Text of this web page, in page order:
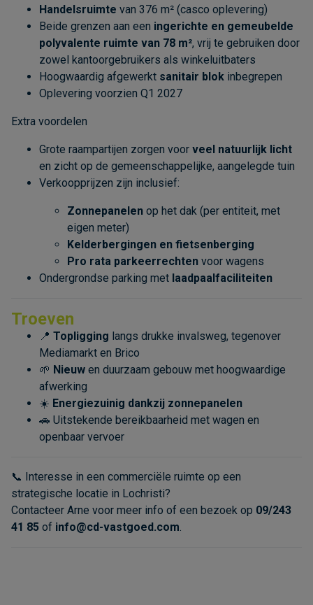
Handelsruimte van 376 m² (casco oplevering)
Beide grenzen aan een ingerichte en gemeubelde
polyvalente ruimte van 78 m², vrij te gebruiken door
zowel kantoorgebruikers als winkeluitbaters
Hoogwaardig afgewerkt sanitair blok inbegrepen
Oplevering voorzien Q1 2027
Extra voordelen
Grote raampartijen zorgen voor veel natuurlijk licht
en zicht op de gemeenschappelijke, aangelegde tuin
Verkoopprijzen zijn inclusief:
Zonnepanelen op het dak (per entiteit, met
eigen meter)
Kelderbergingen en fietsenberging
Pro rata parkeerrechten voor wagens
Ondergrondse parking met laadpaalfaciliteiten
Troeven
📍 Topligging langs drukke invalsweg, tegenover
Mediamarkt en Brico
🌱 Nieuw en duurzaam gebouw met hoogwaardige
afwerking
☀️ Energiezuinig dankzij zonnepanelen
🚗 Uitstekende bereikbaarheid met wagen en
openbaar vervoer
📞 Interesse in een commerciële ruimte op een
strategische locatie in Lochristi?
Contacteer Arne voor meer info of een bezoek op 09/243
41 85 of info@cd-vastgoed.com